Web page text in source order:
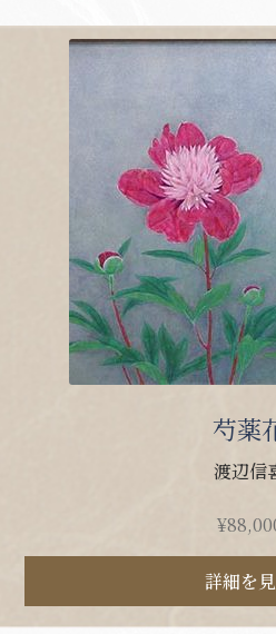
芍薬
渡辺信
¥
詳細を